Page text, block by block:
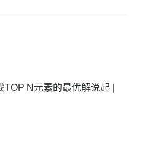
TOP N元素的最优解说起 |